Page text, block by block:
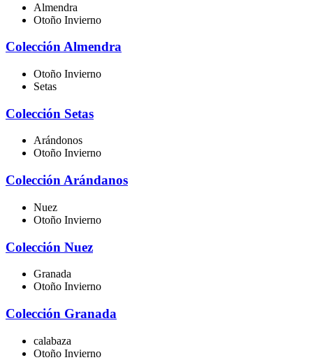
Almendra
Otoño Invierno
Colección Almendra
Otoño Invierno
Setas
Colección Setas
Arándonos
Otoño Invierno
Colección Arándanos
Nuez
Otoño Invierno
Colección Nuez
Granada
Otoño Invierno
Colección Granada
calabaza
Otoño Invierno